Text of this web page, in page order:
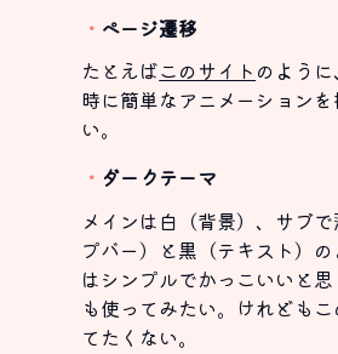
ページ遷移
たとえばこのサイト のよう
時に簡単なアニメーション
い。
ダークテーマ
メインは白（背景）、サブ
プバー）と黒（テキスト）
はシンプルでかっこいいと
も使ってみたい。けれども
てたくない。